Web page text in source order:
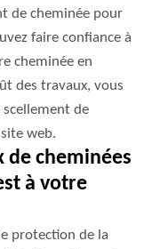
de cheminée pour
faire confiance à
cheminée en
des travaux, vous
de
web.
de cheminées
à votre
protection de la